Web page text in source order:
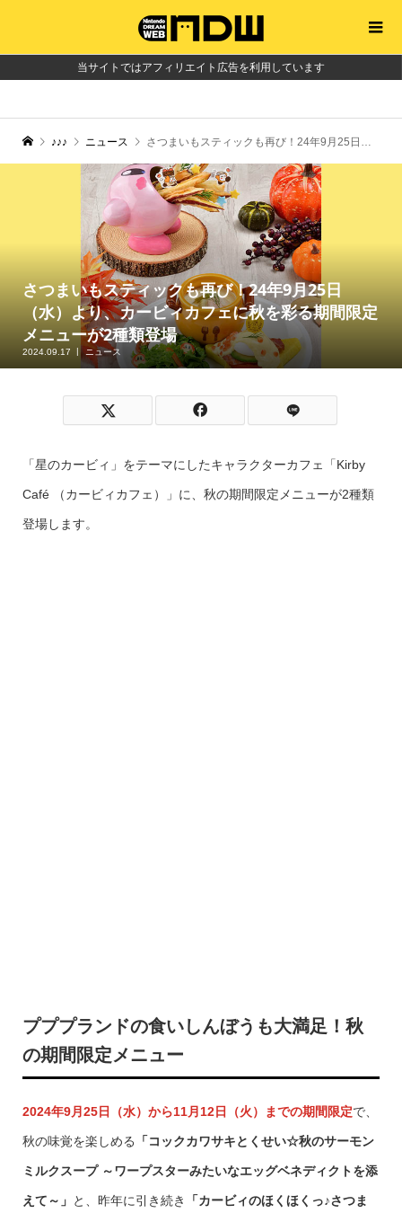
当サイトではアフィリエイト広告を利用しています
♪♪♪ ニュース さつまいもスティックも再び！24年9月25日（水）より、カービィカフェに秋を彩る期間限定メニューが2種類登場
さつまいもスティックも再び！24年9月25日
（水）より、カービィカフェに秋を彩る期間限定
メニューが2種類登場
2024.09.17 ニュース
「星のカービィ」をテーマにしたキャラクターカフェ「Kirby
Café （カービィカフェ）」に、秋の期間限定メニューが2種類
登場します。
プププランドの食いしんぼうも大満足！秋
の期間限定メニュー
2024年9月25日（水）から11月12日（火）までの期間限定で、
秋の味覚を楽しめる 「コックカワサキとくせい☆秋のサーモン
ミルクスープ ～ワープスターみたいなエッグベネディクトを添
えて～」 と、昨年に引き続き 「カービィのほくほくっ♪さつま